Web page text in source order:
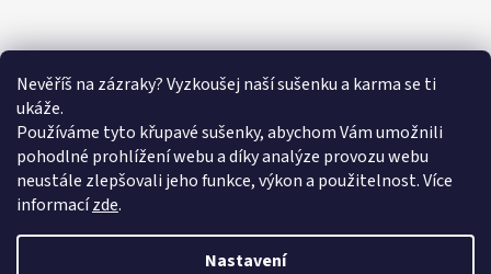
Nevěříš na zázraky? Vyzkoušej naší sušenku a karma se ti
ukáže.
Používáme tyto křupavé sušenky, abychom Vám umožnili
pohodlné prohlížení webu a díky analýze provozu webu
neustále zlepšovali jeho funkce, výkon a použitelnost.Více
informacízde.
Nastavení
Sledovat na Instagramu